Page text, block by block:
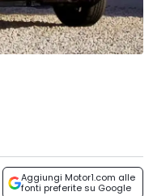
Aggiungi Motor1.com alle
fonti preferite su Google